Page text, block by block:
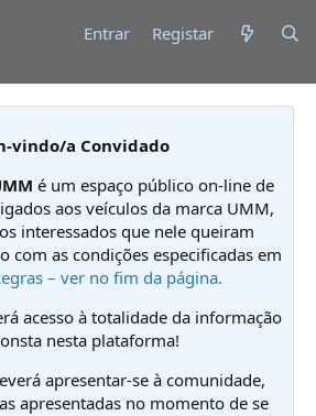
Entrar Registar
vindo/a Convidado
é um espaço público on-line de
aos veículos da marca UMM,
interessados que nele queiram
com as condições especificadas em
– ver no fim da página.
acesso à totalidade da informação
nesta plataforma!
apresentar-se à comunidade,
apresentadas no momento de se